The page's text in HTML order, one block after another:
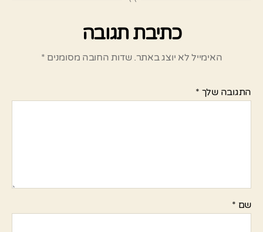
כתיבת תגובה
האימייל לא יוצג באתר. שדות החובה מסומנים *
התגובה שלך *
שם *